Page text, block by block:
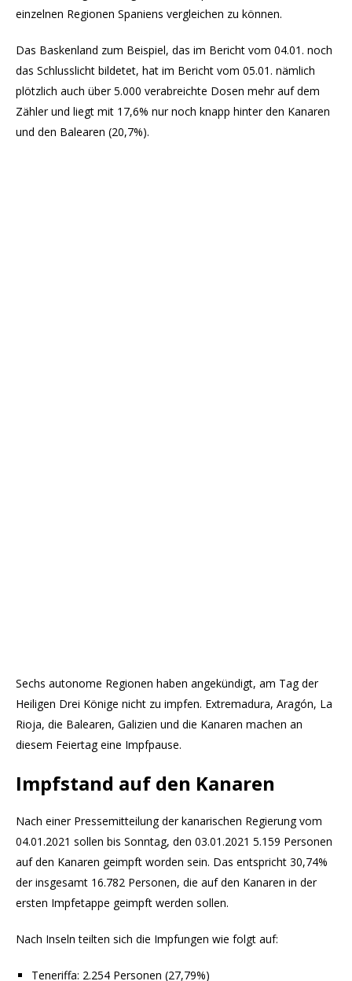
einzelnen Regionen Spaniens vergleichen zu können.
Das Baskenland zum Beispiel, das im Bericht vom 04.01. noch
das Schlusslicht bildetet, hat im Bericht vom 05.01. nämlich
plötzlich auch über 5.000 verabreichte Dosen mehr auf dem
Zähler und liegt mit 17,6% nur noch knapp hinter den Kanaren
und den Balearen (20,7%).
Sechs autonome Regionen haben angekündigt, am Tag der
Heiligen Drei Könige nicht zu impfen. Extremadura, Aragón, La
Rioja, die Balearen, Galizien und die Kanaren machen an
diesem Feiertag eine Impfpause.
Impfstand auf den Kanaren
Nach einer Pressemitteilung der kanarischen Regierung vom
04.01.2021 sollen bis Sonntag, den 03.01.2021 5.159 Personen
auf den Kanaren geimpft worden sein. Das entspricht 30,74%
der insgesamt 16.782 Personen, die auf den Kanaren in der
ersten Impfetappe geimpft werden sollen.
Nach Inseln teilten sich die Impfungen wie folgt auf:
Teneriffa: 2.254 Personen (27,79%)